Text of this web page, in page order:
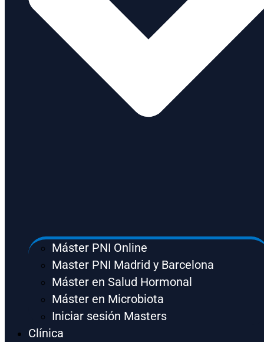
Máster PNI Online
Master PNI Madrid y Barcelona
Máster en Salud Hormonal
Máster en Microbiota
Iniciar sesión Masters
Clínica